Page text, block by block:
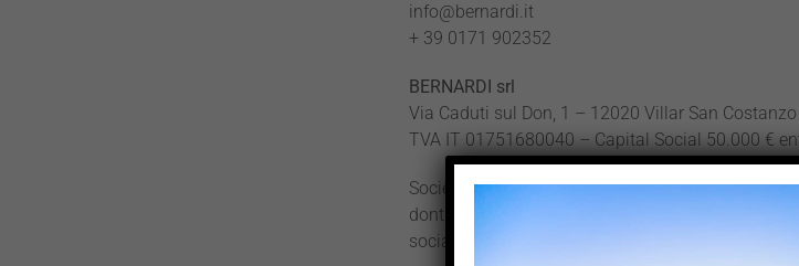
info@bernardi.it
+ 39 0171 902352
BERNARDI srl
Via Caduti sul Don, 1 – 12020 Villar San
TVA IT 01751680040 – Capital Social 50.000 €
Société soumise à la gestion et à la coordination
dont le siège social est à Cuneo, piazza
social : 50 000,00 € entièrement versé